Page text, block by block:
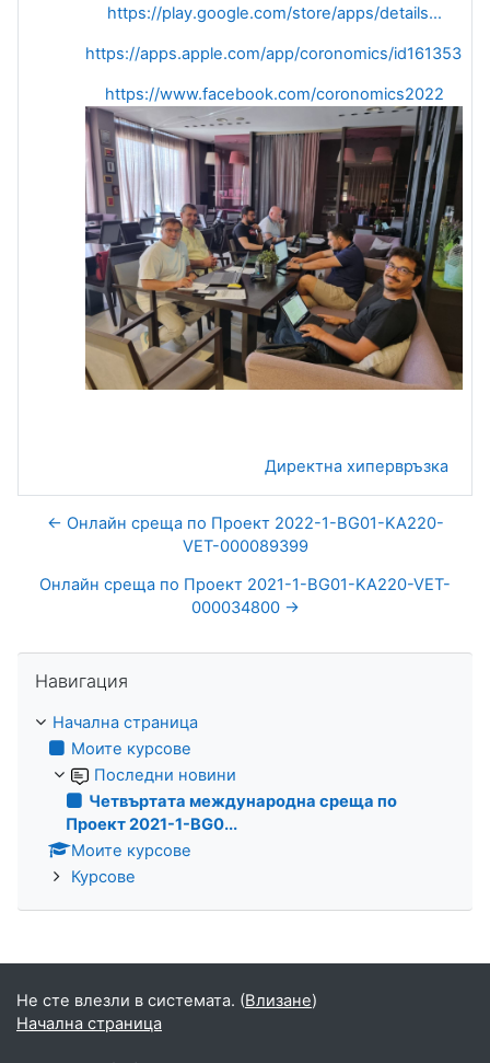
https://play.google.com/store/apps/details…
https://apps.apple.com/app/coronomics/
https://www.facebook.com/coronomics2022
Директна хипервръзка
← Онлайн среща по Проект 2022-1-BG01-KA220-
VET-000089399
Онлайн среща по Проект 2021-1-BG01-KA220-VET-
000034800 →
Навигация
Начална страница
Моите курсове
Последни новини
Четвъртата международна среща по
Проект 2021-1-BG0...
Моите курсове
Курсове
Не сте влезли в системата. (Влизане)
Начална страница